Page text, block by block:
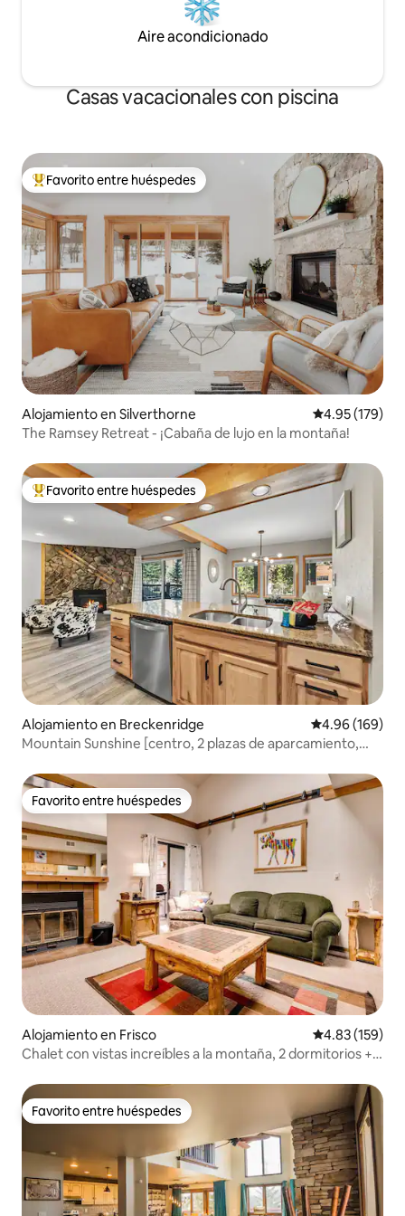
Aire acondicionado
Casas vacacionales con piscina
Favorito entre huéspedes preferido
Favorito entre huéspedes
Alojamiento en Silverthorne Calificación
4.95 (179)
The Ramsey Retreat - ¡Cabaña de lujo en la montaña!
Favorito entre huéspedes preferido
Favorito entre huéspedes
Alojamiento en Breckenridge Calificación
4.96 (169)
Mountain Sunshine [centro, 2 plazas de aparcamiento,
Favorito entre huéspedes
Favorito entre huéspedes
Alojamiento en Frisco Calificación
4.83 (159)
Chalet con vistas increíbles a la montaña, 2 dormitorios +
Favorito entre huéspedes
Favorito entre huéspedes